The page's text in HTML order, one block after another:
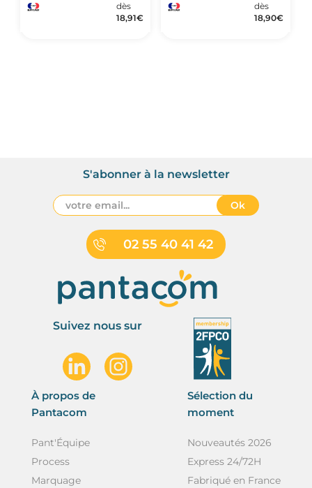
dès
18,91€
dès
18,90€
02 55 40 41 42
S'abonner à la newsletter
Ok
Suivez nous sur
À propos de
Pantacom
Pant'Équipe
Process
Marquage
Sélection du
moment
Nouveautés 2026
Express 24/72H
Fabriqué en France